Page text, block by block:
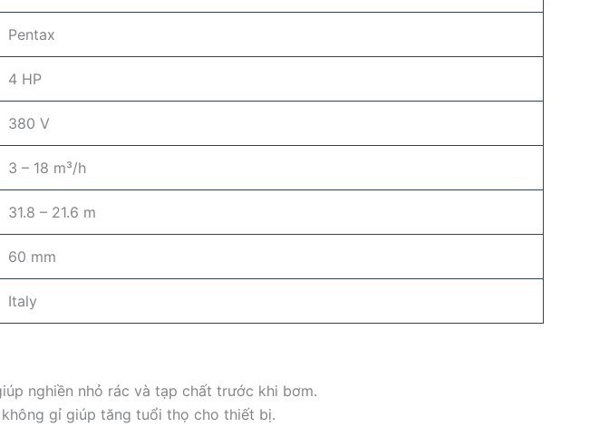
Pentax
4 HP
380 V
3 – 18 m³/h
31.8 – 21.6 m
60 mm
Italy
nghiền nhỏ rác và tạp chất trước khi bơm.
gỉ giúp tăng tuổi thọ cho thiết bị.